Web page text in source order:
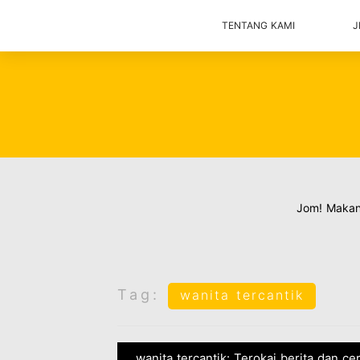
TENTANG KAMI
Jom!
Tag: wanita tercantik